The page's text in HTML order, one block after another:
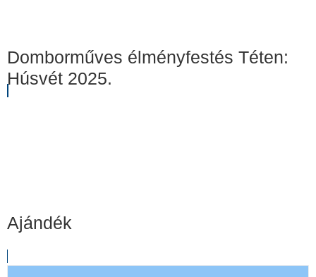
Domborműves élményfestés Téten:
Húsvét 2025.
Ajándék